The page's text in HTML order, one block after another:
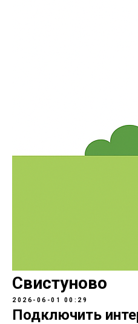
Свистуново
2026-06-01 00:29
Подключить